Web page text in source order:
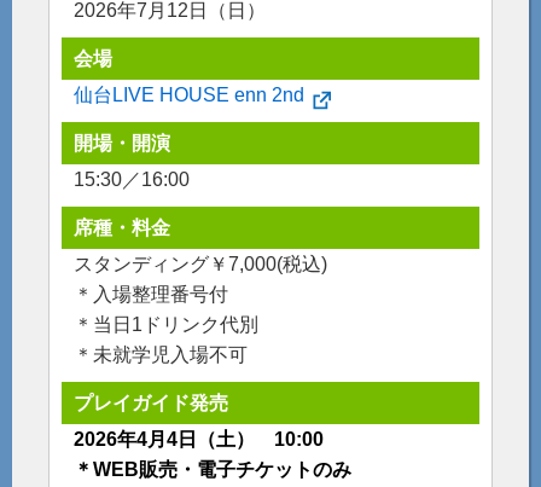
2026年7月12日（日）
会場
仙台LIVE HOUSE enn 2nd
開場・開演
15:30／16:00
席種・料金
スタンディング￥7,000(税込)
＊入場整理番号付
＊当日1ドリンク代別
＊未就学児入場不可
プレイガイド発売
2026年4月4日（土） 10:00
＊WEB販売・電子チケットのみ